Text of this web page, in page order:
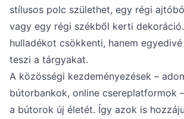
stílusos polc születhet, egy régi
vagy egy régi székből kerti
hulladékot csökkenti, hanem
teszi a tárgyakat.
A közösségi kezdeményezések –
bútorbankok, online csereplatformok
a bútorok új életét. Így azok is